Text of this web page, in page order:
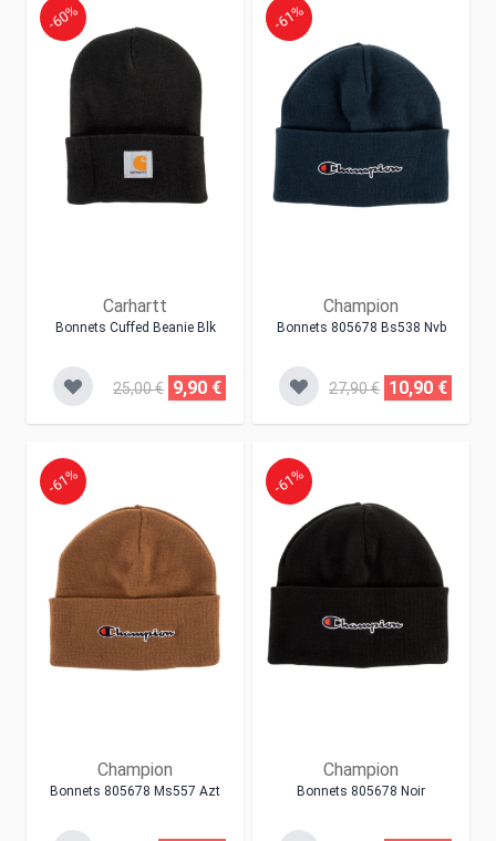
Carhartt
Bonnets Cuffed Beanie Blk
-60%
25,00 € 9,90 €
Champion
Bonnets 805678 Bs538 Nvb
-61%
27,90 € 10,90 €
Champion
Bonnets 805678 Ms557 Azt
-61%
Champion
Bonnets 805678 Noir
-61%